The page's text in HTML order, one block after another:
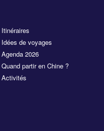
Itinéraires
Idées de voyages
Agenda 2026
Quand partir en Chine ?
Activités